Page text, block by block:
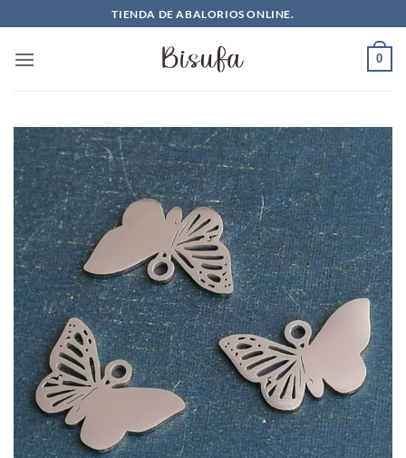
al
contenido
TIENDA DE ABALORIOS ONLINE.
0